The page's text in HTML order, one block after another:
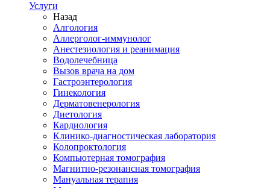
Услуги
Назад
Алгология
Аллерголог-иммунолог
Анестезиология и реанимация
Водолечебница
Вызов врача на дом
Гастроэнтерология
Гинекология
Дерматовенерология
Диетология
Кардиология
Клинико-диагностическая лаборатория
Колопроктология
Компьютерная томография
Магнитно-резонансная томография
Мануальная терапия